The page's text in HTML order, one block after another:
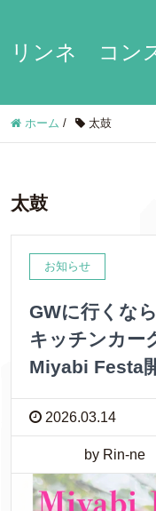
リンネ コン
ホーム / 太鼓
太鼓
お知らせ
GWに行くな
キッチンカー
Miyabi Festa
2026.03.14
by Rin-ne